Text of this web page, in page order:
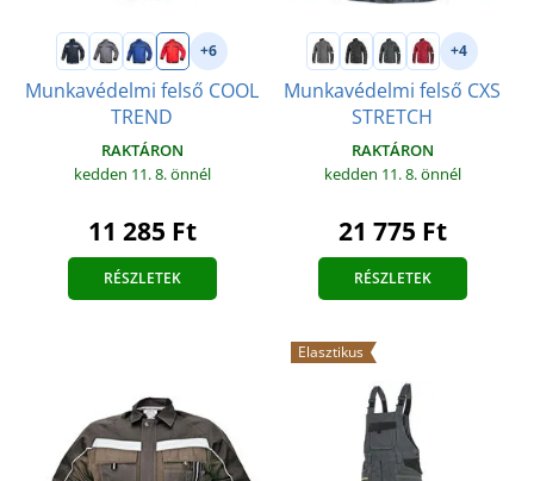
+6
Munkavédelmi felső COOL
TREND
RAKTÁRON
kedden 11. 8.önnél
11 285 Ft
RÉSZLETEK
+4
Munkavédelmi felső CXS
STRETCH
RAKTÁRON
kedden 11. 8.önnél
21 775 Ft
RÉSZLETEK
Elasztikus